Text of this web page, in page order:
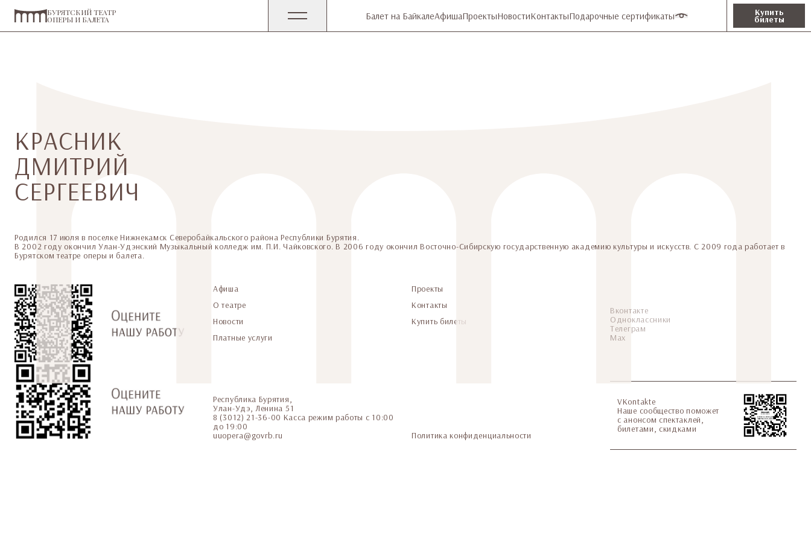
БУРЯТСКИЙ ТЕАТР
ОПЕРЫ И БАЛЕТА Балет на БайкалеАфишаПроектыНовостиКонтактыПодарочные сертификаты Купить
билеты
КРАСНИК
ДМИТРИЙ
СЕРГЕЕВИЧ
Родился 17 июля в поселке Нижнекамск Северобайкальского района Республики Бурятия.
В 2002 году окончил Улан-Удэнский Музыкальный колледж им. П.И. Чайковского. В 2006 году окончил Восточно-Сибирскую государственную академию культуры и искусств. С 2009 года работает в
Бурятском театре оперы и балета.
Афиша
Проекты
О театре
Контакты
Новости
Купить билеты
Платные услуги
Вконтакте
Одноклассники
Телеграм
Мax
Республика Бурятия,
Улан-Удэ, Ленина 51
8 (3012) 21-36-00 Касса режим работы с 10:00
до 19:00
uuopera@govrb.ru
Политика конфиденциальности
VKontakte
Наше сообщество поможет
с анонсом спектаклей,
билетами, скидками